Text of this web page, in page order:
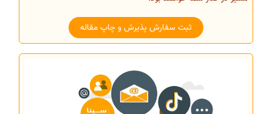
ثبت سفارش پذیرش و چاپ مقاله